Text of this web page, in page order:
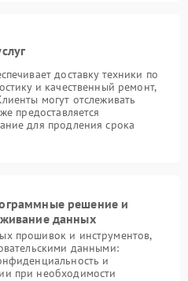
доставку техники по
и качественный ремонт,
могут отслеживать
предоставляется
для продления срока
решение и
данных
прошивок и инструментов,
данными:
и
при необходимости